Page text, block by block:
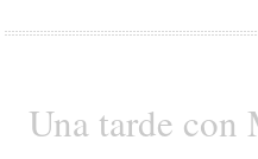
Una tarde